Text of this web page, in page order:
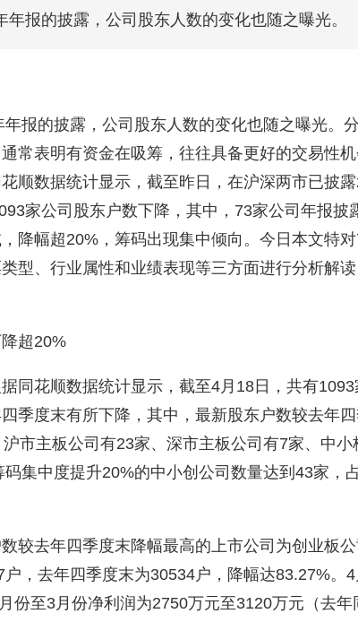
恒生聚源：北斗收官之星发射成功，全产业链解
年报的披露，公司股东人数的变化也随之曝光。
报的披露，公司股东人数的变化也随之曝光。
常表明有资金在吸筹，往往具备更好的交易性机
顺数据统计显示，截至昨日，在沪深两市已披
家公司股东户数下降，其中，73家公司年报披
降幅超20%，筹码出现集中倾向。今日本文特
型、行业属性和业绩表现等三方面进行分析解
超20%
同花顺数据统计显示，截至4月18日，共有1093
季度末有所下降，其中，最新股东户数较去年
市主板公司有23家、深市主板公司有7家、中小
集中度提升20%的中小创公司数量达到43家，
较去年四季度末降幅最高的上市公司为创业板
，去年四季度末为30534户，降幅达83.27%。4
份至3月份净利润为2750万元至3120万元（去年